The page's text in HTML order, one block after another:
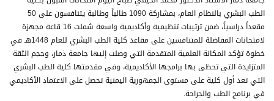
الطب البشري بالنظام العام، بمشاركة 1090 طالباً وطالبة يتنافسون على 50
مقعداً دراسياً، ضمن ترتيبات تنظيمية وأكاديمية واسعة شملت 16 قاعة مجهزة
لامتحانات المفاضلة للمتنافسين على مقاعد كلية الطب البشري للعام 1448هـ في
خطوة تؤكد المكانة العلمية المتقدمة التي وصلت إليها جامعة ذمار، وحجم الثقة
المتزايدة التي تحظى بها برامجها الأكاديمية، وفي مقدمتها كلية الطب البشري
التي تعد أول كلية على مستوى الجمهورية اليمنية تحصل على الاعتماد الأكاديمي
في برنامج الطب والجراحة.